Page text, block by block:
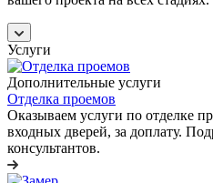
Услуги
Дополнительные услуги
Отделка проемов
Оказываем услуги по отделке
входных дверей, за доплату.
консультантов.